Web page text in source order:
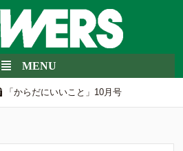
「からだにいいこと」10月号